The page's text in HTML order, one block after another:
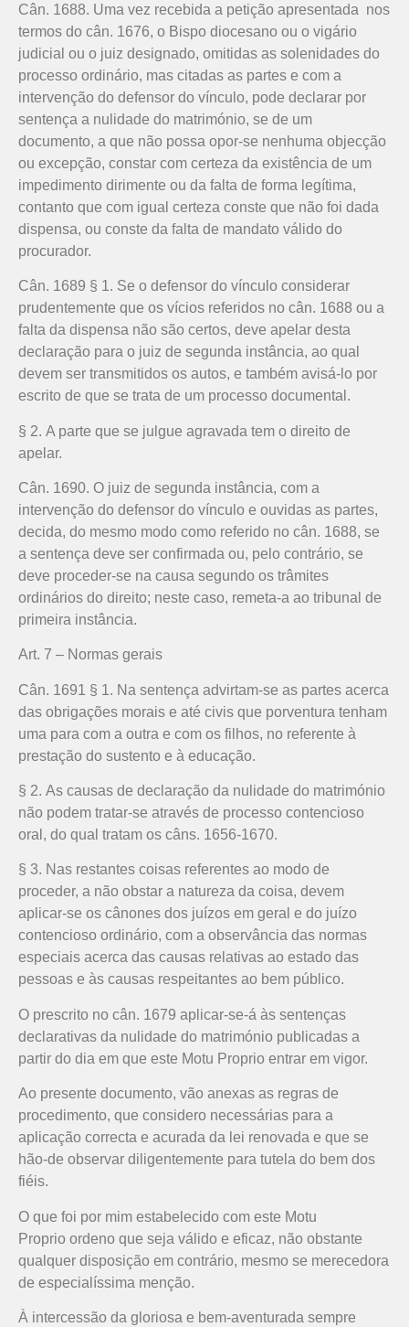
Cân. 1688. Uma vez recebida a petição apresentada nos
termos do cân. 1676, o Bispo diocesano ou o vigário
judicial ou o juiz designado, omitidas as solenidades do
processo ordinário, mas citadas as partes e com a
intervenção do defensor do vínculo, pode declarar por
sentença a nulidade do matrimónio, se de um
documento, a que não possa opor-se nenhuma objecção
ou excepção, constar com certeza da existência de um
impedimento dirimente ou da falta de forma legítima,
contanto que com igual certeza conste que não foi dada
dispensa, ou conste da falta de mandato válido do
procurador.
Cân. 1689 § 1. Se o defensor do vínculo considerar
prudentemente que os vícios referidos no cân. 1688 ou a
falta da dispensa não são certos, deve apelar desta
declaração para o juiz de segunda instância, ao qual
devem ser transmitidos os autos, e também avisá-lo por
escrito de que se trata de um processo documental.
§ 2. A parte que se julgue agravada tem o direito de
apelar.
Cân. 1690. O juiz de segunda instância, com a
intervenção do defensor do vínculo e ouvidas as partes,
decida, do mesmo modo como referido no cân. 1688, se
a sentença deve ser confirmada ou, pelo contrário, se
deve proceder-se na causa segundo os trâmites
ordinários do direito; neste caso, remeta-a ao tribunal de
primeira instância.
Art. 7 – Normas gerais
Cân. 1691 § 1. Na sentença advirtam-se as partes acerca
das obrigações morais e até civis que porventura tenham
uma para com a outra e com os filhos, no referente à
prestação do sustento e à educação.
§ 2. As causas de declaração da nulidade do matrimónio
não podem tratar-se através de processo contencioso
oral, do qual tratam os câns. 1656-1670.
§ 3. Nas restantes coisas referentes ao modo de
proceder, a não obstar a natureza da coisa, devem
aplicar-se os cânones dos juízos em geral e do juízo
contencioso ordinário, com a observância das normas
especiais acerca das causas relativas ao estado das
pessoas e às causas respeitantes ao bem público.
O prescrito no cân. 1679 aplicar-se-á às sentenças
declarativas da nulidade do matrimónio publicadas a
partir do dia em que este Motu Proprio entrar em vigor.
Ao presente documento, vão anexas as regras de
procedimento, que considero necessárias para a
aplicação correcta e acurada da lei renovada e que se
hão-de observar diligentemente para tutela do bem dos
fiéis.
O que foi por mim estabelecido com este Motu
Proprio ordeno que seja válido e eficaz, não obstante
qualquer disposição em contrário, mesmo se merecedora
de especialíssima menção.
À intercessão da gloriosa e bem-aventurada sempre